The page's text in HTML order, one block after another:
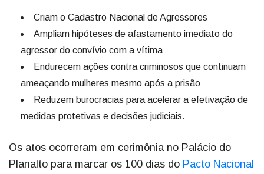
Criam o Cadastro Nacional de Agressores
Ampliam hipóteses de afastamento imediato do
agressor do convívio com a vítima
Endurecem ações contra criminosos que continuam
ameaçando mulheres mesmo após a prisão
Reduzem burocracias para acelerar a efetivação de
medidas protetivas e decisões judiciais.
Os atos ocorreram em cerimônia no Palácio do
Planalto para marcar os 100 dias do Pacto Nacional